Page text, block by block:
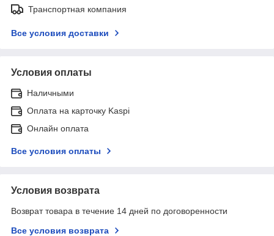
Транспортная компания
Все условия доставки
Условия оплаты
Наличными
Оплата на карточку Kaspi
Онлайн оплата
Все условия оплаты
Условия возврата
Возврат товара в течение 14 дней по договоренности
Все условия возврата